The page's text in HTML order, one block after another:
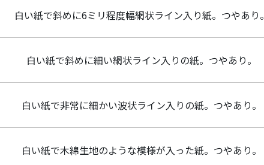
白い紙で斜めに6ミリ程度幅網状ライン入り紙。つやあり。
白い紙で斜めに細い網状ライン入りの紙。つやあり。
白い紙で非常に細かい波状ライン入りの紙。つやあり。
白い紙で木綿生地のような模様が入った紙。つやあり。